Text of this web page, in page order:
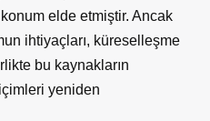
elde etmiştir. Ancak
ihtiyaçları, küreselleşme
bu kaynakların
yeniden